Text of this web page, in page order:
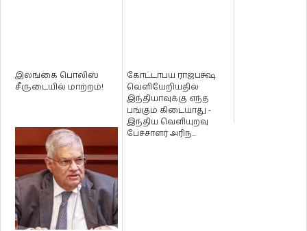
இலங்கை பொலிஸ்
சீருடையில் மாற்றம்!
கோட்டாபய ராஜபக்ஷ
வெளியேறியதில்
இந்தியாவுக்கு எந்த
பங்கும் கிடையாது -
இந்திய வெளியுறவு
பேச்சாளர் அரிந...